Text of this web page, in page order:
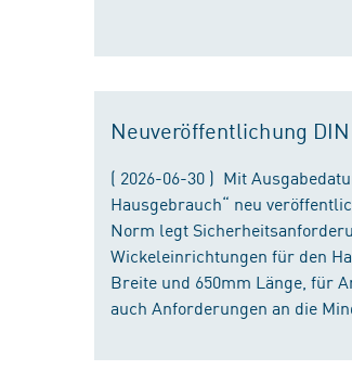
Neuveröffentlichung
( 2026-06-30 ) Mit
Hausgebrauch“ neu
Norm legt
Wickeleinrichtungen für den
Breite und 650mm Länge, für
auch Anforderungen an die